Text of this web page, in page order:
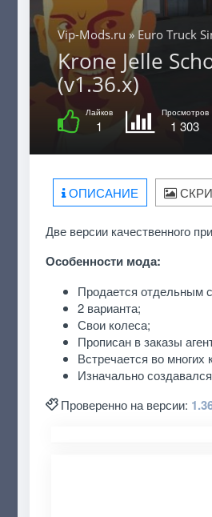
Vip-Mods.ru » Euro Truck
Krone Jelle
(v1.36.x)
Лайков
1
Просмотров
1 303
ОПИСАНИЕ
Две версии качественного
Особенности мода:
Продается отдельным
2 варианта;
Свои колеса;
Прописан в заказы
Встречается во многих
Изначально
Проверенно на версии: